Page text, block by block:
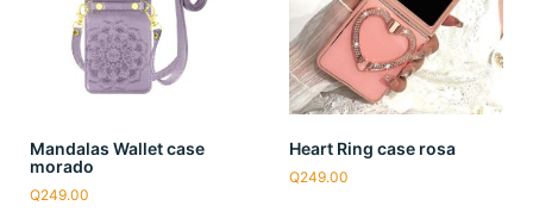
Mandalas Wallet case
morado
Q249.00
Heart Ring case rosa
Q249.00